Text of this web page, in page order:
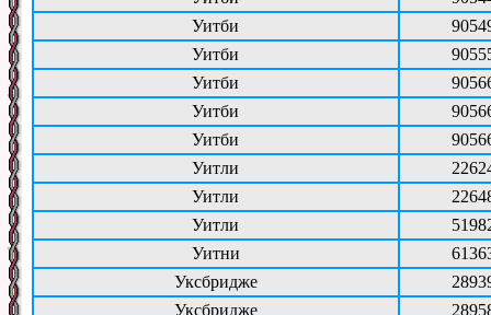
Уитби
Уитби
Уитби
Уитби
Уитби
Уитли
Уитли
Уитли
Уитни
Уксбридже
Уксбридже